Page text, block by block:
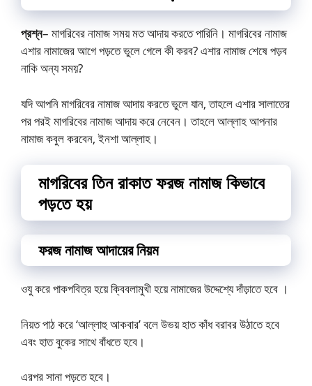
প্রশ্ন– মাগরিবের নামাজ সময় মত আদায় করতে পারিনি। মাগরিবের নামাজ
এশার নামাজের আগে পড়তে ভুলে গেলে কী করব? এশার নামাজ শেষে পড়ব
নাকি অন্য সময়?
যদি আপনি মাগরিবের নামাজ আদায় করতে ভুলে যান, তাহলে এশার সালাতের
পর পরই মাগরিবের নামাজ আদায় করে নেবেন। তাহলে আল্লাহ আপনার
নামাজ কবুল করবেন, ইনশা আল্লাহ।
মাগরিবের তিন রাকাত ফরজ নামাজ কিভাবে
পড়তে হয়
ফরজ নামাজ আদায়ের নিয়ম
ওযু করে পাকপবিত্র হয়ে ক্বিবলামুখী হয়ে নামাজের উদ্দেশ্যে দাঁড়াতে হবে ‌।
নিয়ত পাঠ করে ‘আল্লাহু আকবার’ বলে উভয় হাত কাঁধ বরাবর উঠাতে হবে
এবং হাত বুকের সাথে বাঁধতে হবে।
এরপর সানা পড়তে হবে।